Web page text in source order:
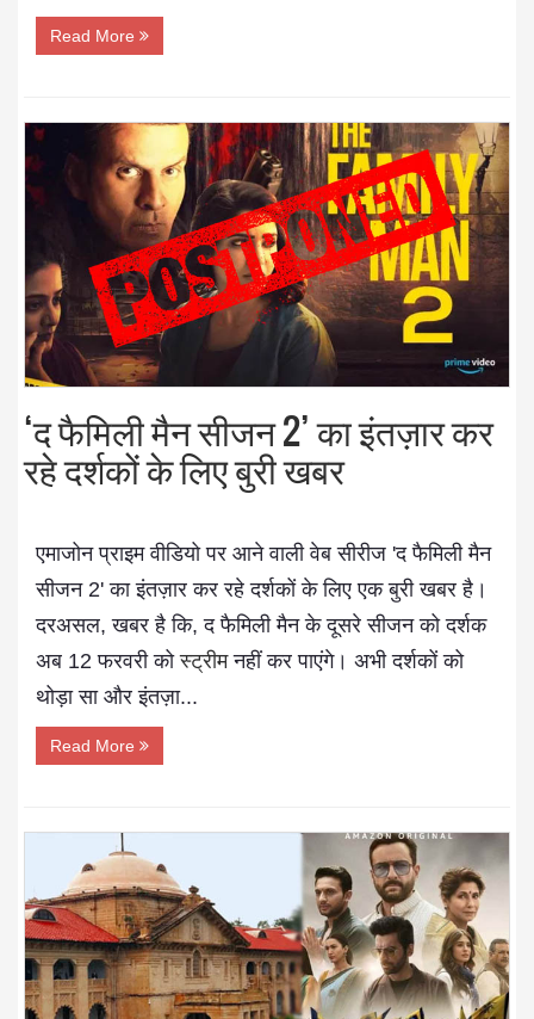
Read More
‘द फैमिली मैन सीजन 2’ का इंतज़ार कर
रहे दर्शकों के लिए बुरी खबर
एमाजोन प्राइम वीडियो पर आने वाली वेब सीरीज 'द फैमिली मैन
सीजन 2' का इंतज़ार कर रहे दर्शकों के लिए एक बुरी खबर है।
दरअसल, खबर है कि, द फैमिली मैन के दूसरे सीजन को दर्शक
अब 12 फरवरी कोस्ट्रीमनहीं कर पाएंगे। अभी दर्शकों को
थोड़ा सा और इंतज़ा...
Read More